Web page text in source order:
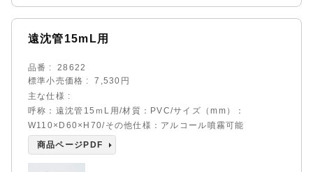
遠沈管15mL用
品番
28622
標準小売価格
7,530円
主な仕様
呼称：遠沈管15ｍL用/材質：PVC/サイズ（mm）：
W110×D60×H70/その他仕様：アルコール噴霧可能
商品ページPDF